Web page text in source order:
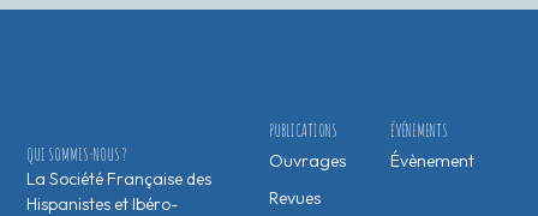
ÉVÉNEMENTS
Évènement
PUBLICATIONS
Ouvrages
Revues
QUI SOMMES-NOUS ?
La Société Française des
Hispanistes et Ibéro-